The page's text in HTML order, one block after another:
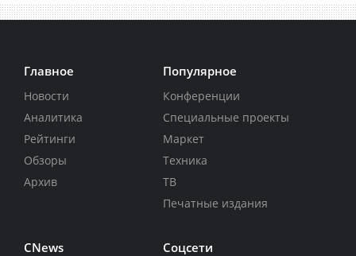
Главное
Новости
Аналитика
Рейтинги
Обзоры
Архив
Популярное
Конференции
Специальные проекты
Маркет
Техника
ТВ
Печатные издания
CNews Соцсети